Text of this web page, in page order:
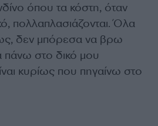
όπου τα κόστη, όταν
πολλαπλασιάζονται. Όλα
δεν μπόρεσα να βρω
πάνω στο δικό μου
κυρίως που πηγαίνω στο